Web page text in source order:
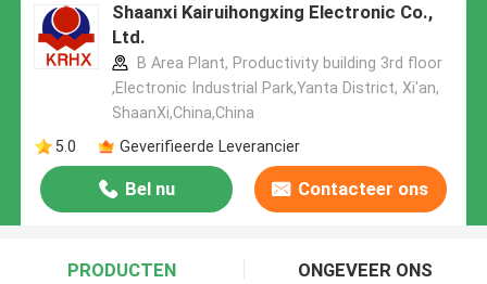
Shaanxi Kairuihongxing Electronic Co.,
Ltd.
B Area Plant, Productivity building 3rd floor
,Electronic Industrial Park,Yanta District, Xi'an,
ShaanXi,China,China
5.0
Geverifieerde Leverancier
Bel nu Contacteer ons
PRODUCTEN ONGEVEER ONS